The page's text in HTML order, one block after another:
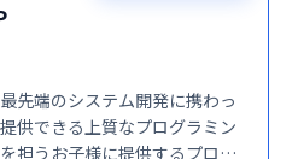
先端のシステム開発に携わっ
供できる上質なプログラミン
担うお子様に提供するプログ